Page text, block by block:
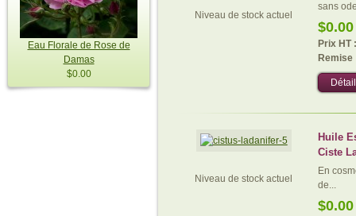
Eau Florale de Rose de
Damas
$0.00
Niveau de stock actuel
sans
$0.00
Prix HT
Remise
Niveau de stock actuel
Huile
Ciste
En
de...
$0.00